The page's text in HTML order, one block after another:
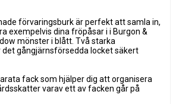
förvaringsburk är perfekt att samla in,
exempelvis dina fröpåsar i i Burgon &
mönster i blått. Två starka
gångjärnsförsedda locket säkert
fack som hjälper dig att organisera
varav ett av facken går på